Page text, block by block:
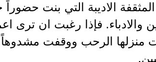
الاديبة التي بنت حضوراً
والادباء. فإذا رغبت ان ترى
الرحب ووقفت مشدوهاً